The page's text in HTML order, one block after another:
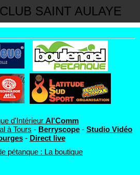
SAINT AULAYE
d'Intérieur Al'Comm
à Tours - Berryscope - Studio Vidéo
- Direct live
pétanque : La boutique